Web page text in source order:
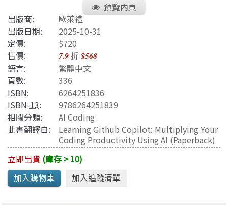
預覽內頁
出版商:
歐萊禮
出版日期:
2025-10-31
定價:
$720
售價:
7.9折$568
語言:
繁體中文
頁數:
336
ISBN:
6264251836
ISBN-13:
9786264251839
相關分類:
AI Coding
此書翻譯自:
Learning Github Copilot: Multiplying Your
Coding Productivity Using AI (Paperback)
立即出貨 (庫存 > 10)